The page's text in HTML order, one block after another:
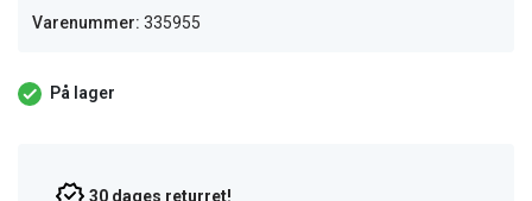
Varenummer: 335955
På lager
30 dages returret!